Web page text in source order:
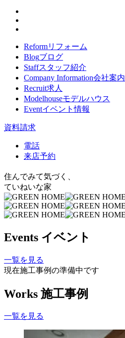
Reformリフォーム
Blogブログ
Staffスタッフ紹介
Company Information会社案内
Recruit求人
Modelhouseモデルハウス
Eventイベント情報
資料請求
電話
来店予約
住んでみて気づく、
ていねいな家
Events イベント
一覧を見る
現在施工事例の準備中です
Works 施工事例
一覧を見る